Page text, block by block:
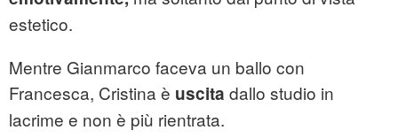
estetico.
Mentre Gianmarco faceva un ballo con
Francesca, Cristina è uscita dallo studio in
lacrime e non è più rientrata.